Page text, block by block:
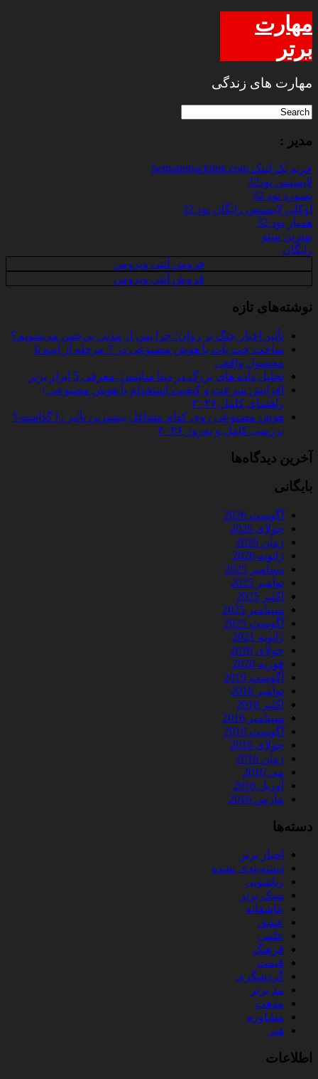
مهارت
برتر
مهارت های زندگی
مدیر :
خرید بک لینک behtarinbacklink.com
لایسنس نود32
پسورد نود 32
اوکلی لایسنس رایگان نود 32
همیار نود 32
بهترین سئو
رایگان
فروش آنتی ویروس
فروش آنتی ویروس
نوشته‌های تازه
تأثیر اخبار جنگ بر روان؛ چرا پس از مدتی بی‌حس می‌شویم؟
ساخت چت‌ بات با هوش مصنوعی در 7 مرحله از ایده تا
محصول واقعی
تحلیل داده‌ های بزرگ در دیتا ساینس: معرفی 5 ابزار برتر
افزایش سرعت و کیفیت استخدام با هوش مصنوعی |
راهنمای کامل ۲۰۲۶
هوش مصنوعی روی کدام مشاغل بیشترین تأثیر را گذاشته؟
بررسی کامل و به‌روز ۲۰۲۶
آخرین دیدگاه‌ها
بایگانی
آگوست 2026
جولای 2026
ژوئن 2026
ژانویه 2026
دسامبر 2025
نوامبر 2025
اکتبر 2025
سپتامبر 2025
آگوست 2025
ژانویه 2021
جولای 2020
فوریه 2020
آگوست 2019
نوامبر 2016
اکتبر 2016
سپتامبر 2016
آگوست 2016
جولای 2016
ژوئن 2016
می 2016
آوریل 2016
مارس 2016
دسته‌ها
اخبار برتر
دسته‌بندی نشده
زناشویی
سبک برتر
عاشقانه
عشق
علمی
فرهنگ
قیمت
گردشگری
مد برتر
مذهب
مشاوره
هنر
اطلاعات